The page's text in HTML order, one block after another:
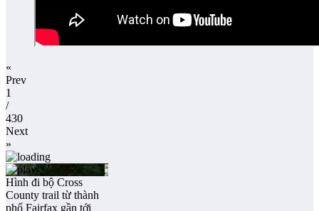
«
Prev
1
/
430
Next
»
Hình đi bộ Cross
County trail từ thành
phố Fairfax gần tới